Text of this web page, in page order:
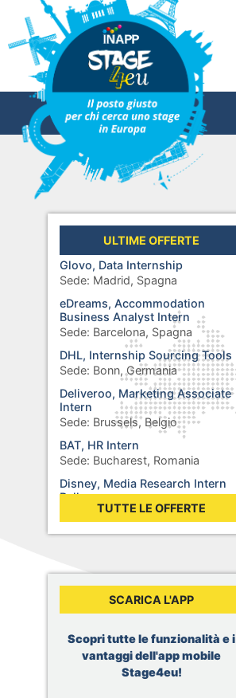
ULTIME OFFERTE
Glovo, Data Internship
Sede: Madrid, Spagna
eDreams, Accommodation
Business Analyst Intern
Sede: Barcelona, Spagna
DHL, Internship Sourcing Tools
Sede: Bonn, Germania
Deliveroo, Marketing Associate
Intern
Sede: Brussels, Belgio
BAT, HR Intern
Sede: Bucharest, Romania
Disney, Media Research Intern
Balkans
Sofia, Bulgaria
Rolex, Stage : Synthétiser des
WHO, Internship - Business
Operations
Sede: Berlin, Germania
WHO, Internship - Nutrition and
Food Safety
Geneva, Svizzera
TUTTE LE OFFERTE
SCARICA L'APP
Scopri tutte le funzionalità e i
vantaggi dell'app mobile
Stage4eu!